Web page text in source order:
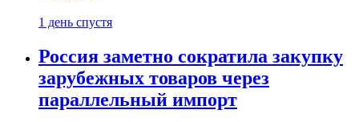
1 день спустя
Россия заметно сократила закупку
зарубежных товаров через
параллельный импорт